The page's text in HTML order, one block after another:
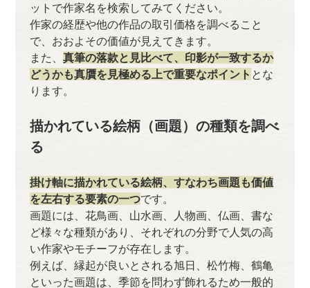
ットで作家名を検索してみてください。
作家の経歴や他の作品の取引価格を調べること
で、おおよその価値が見えてきます。
また、 真筆の落款と見比べて、印影が一致するか
どうかも真贋を見極める上で重要なポイント とな
ります。
描かれている絵柄（画題）の種類を調べ
る
掛け軸に描かれている絵柄、すなわち画題も価値
を左右する要素の一つです。
画題には、花鳥画、山水画、人物画、仏画、書な
ど様々な種類があり、それぞれの分野で人気の高
い作家やモチーフが存在します。
例えば、縁起が良いとされる旭日、松竹梅、鶴亀
といった画題は、季節を問わず飾れるため一般的